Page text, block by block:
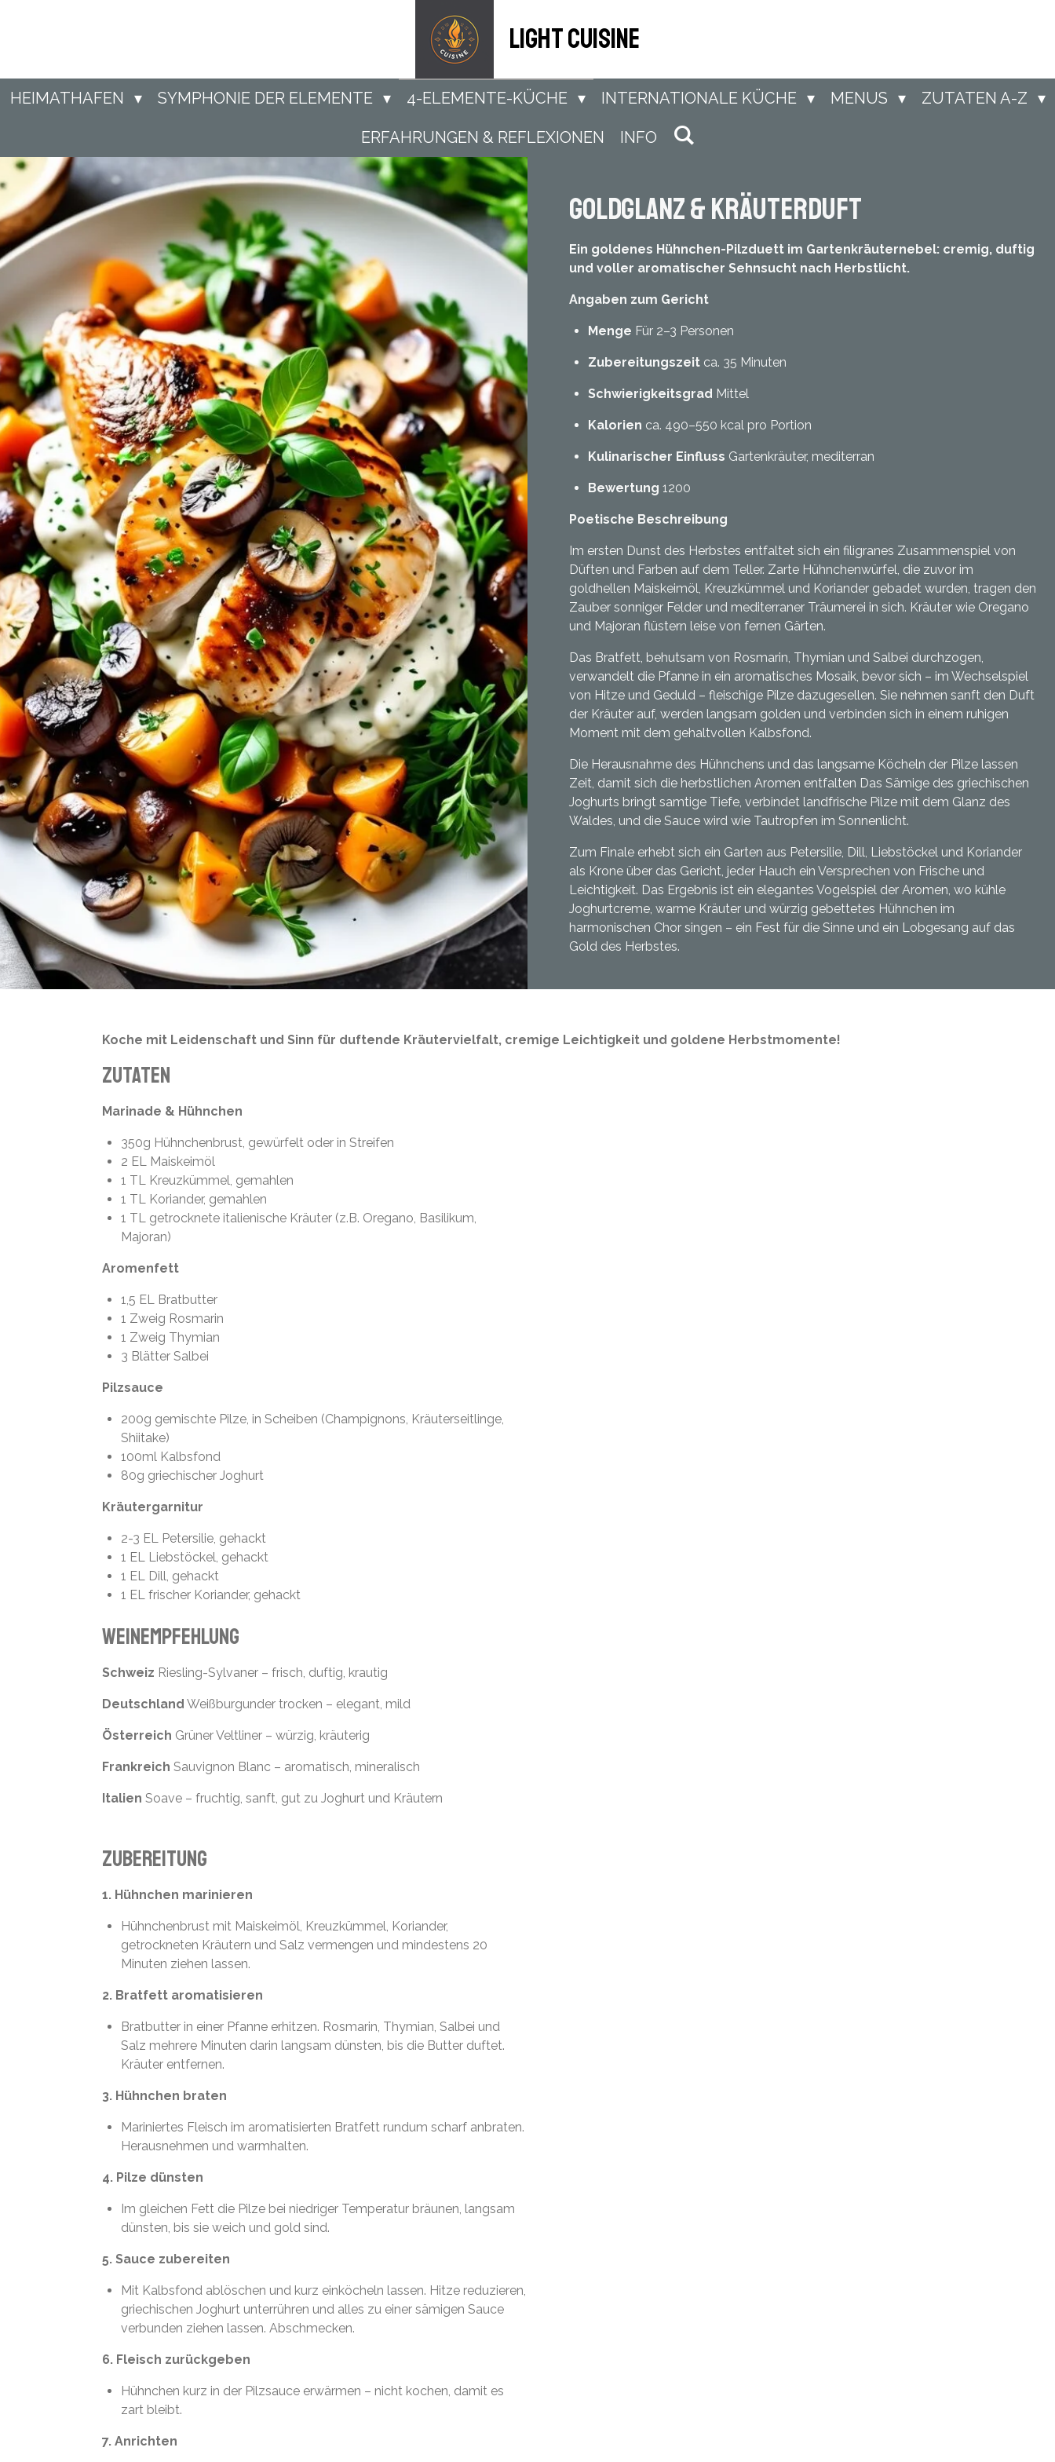
light Cuisine
HEIMATHAFEN SYMPHONIE DER ELEMENTE 4-ELEMENTE-KÜCHE INTERNATIONALE KÜCHE MENUS ZUTATEN A-Z
ERFAHRUNGEN & REFLEXIONEN INFO
Goldglanz & Kräuterduft
Ein goldenes Hühnchen-Pilzduett im Gartenkräuternebel: cremig, duftig
und voller aromatischer Sehnsucht nach Herbstlicht.
Angaben zum Gericht
Menge Für 2–3 Personen
Zubereitungszeitca. 35 Minuten
Schwierigkeitsgrad Mittel
Kalorien ca. 490–550 kcal pro Portion
Kulinarischer Einfluss Gartenkräuter, mediterran
Bewertung 1200
Poetische Beschreibung
Im ersten Dunst des Herbstes entfaltet sich ein filigranes Zusammenspiel von
Düften und Farben auf dem Teller. Zarte Hühnchenwürfel, die zuvor im
goldhellen Maiskeimöl, Kreuzkümmel und Koriander gebadet wurden, tragen den
Zauber sonniger Felder und mediterraner Träumerei in sich. Kräuter wie Oregano
und Majoran flüstern leise von fernen Gärten.
Das Bratfett, behutsam von Rosmarin, Thymian und Salbei durchzogen,
verwandelt die Pfanne in ein aromatisches Mosaik, bevor sich – im Wechselspiel
von Hitze und Geduld – fleischige Pilze dazugesellen. Sie nehmen sanft den Duft
der Kräuter auf, werden langsam golden und verbinden sich in einem ruhigen
Moment mit dem gehaltvollen Kalbsfond.
Die Herausnahme des Hühnchens und das langsame Köcheln der Pilze lassen
Zeit, damit sich die herbstlichen Aromen entfalten Das Sämige des griechischen
Joghurts bringt samtige Tiefe, verbindet landfrische Pilze mit dem Glanz des
Waldes, und die Sauce wird wie Tautropfen im Sonnenlicht.
Zum Finale erhebt sich ein Garten aus Petersilie, Dill, Liebstöckel und Koriander
als Krone über das Gericht, jeder Hauch ein Versprechen von Frische und
Leichtigkeit. Das Ergebnis ist ein elegantes Vogelspiel der Aromen, wo kühle
Joghurtcreme, warme Kräuter und würzig gebettetes Hühnchen im
harmonischen Chor singen – ein Fest für die Sinne und ein Lobgesang auf das
Gold des Herbstes.
Koche mit Leidenschaft und Sinn für duftende Kräutervielfalt, cremige Leichtigkeit und goldene Herbstmomente!
Zutaten
Marinade & Hühnchen
350g Hühnchenbrust, gewürfelt oder in Streifen
2 EL Maiskeimöl
1 TL Kreuzkümmel, gemahlen
1 TL Koriander, gemahlen
1 TL getrocknete italienische Kräuter (z.B. Oregano, Basilikum,
Majoran)
Aromenfett
1,5 EL Bratbutter
1 Zweig Rosmarin
1 Zweig Thymian
3 Blätter Salbei
Pilzsauce
200g gemischte Pilze, in Scheiben (Champignons, Kräuterseitlinge,
Shiitake)
100ml Kalbsfond
80g griechischer Joghurt
Kräutergarnitur
2-3 EL Petersilie, gehackt
1 EL Liebstöckel, gehackt
1 EL Dill, gehackt
1 EL frischer Koriander, gehackt
Weinempfehlung
Schweiz Riesling-Sylvaner – frisch, duftig, krautig
Deutschland Weißburgunder trocken – elegant, mild
Österreich Grüner Veltliner – würzig, kräuterig
Frankreich Sauvignon Blanc – aromatisch, mineralisch
Italien Soave – fruchtig, sanft, gut zu Joghurt und Kräutern
Zubereitung
1. Hühnchen marinieren
Hühnchenbrust mit Maiskeimöl, Kreuzkümmel, Koriander,
getrockneten Kräutern und Salz vermengen und mindestens 20
Minuten ziehen lassen.
2. Bratfett aromatisieren
Bratbutter in einer Pfanne erhitzen. Rosmarin, Thymian, Salbei und
Salz mehrere Minuten darin langsam dünsten, bis die Butter duftet.
Kräuter entfernen.
3. Hühnchen braten
Mariniertes Fleisch im aromatisierten Bratfett rundum scharf anbraten.
Herausnehmen und warmhalten.
4. Pilze dünsten
Im gleichen Fett die Pilze bei niedriger Temperatur bräunen, langsam
dünsten, bis sie weich und gold sind.
5. Sauce zubereiten
Mit Kalbsfond ablöschen und kurz einköcheln lassen. Hitze reduzieren,
griechischen Joghurt unterrühren und alles zu einer sämigen Sauce
verbunden ziehen lassen. Abschmecken.
6. Fleisch zurückgeben
Hühnchen kurz in der Pilzsauce erwärmen – nicht kochen, damit es
zart bleibt.
7. Anrichten